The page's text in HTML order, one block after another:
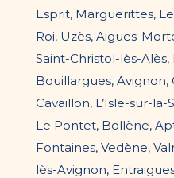
Esprit, Marguerittes,
Roi, Uzès, Aigues-
Saint-Christol-lès-
Bouillargues, Avignon,
Cavaillon, L’Isle-sur-
Le Pontet, Bollène,
Fontaines, Vedène,
lès-Avignon,